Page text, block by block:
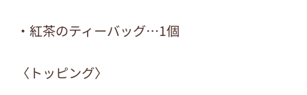
・紅茶のティーバッグ…1個
〈トッピング〉